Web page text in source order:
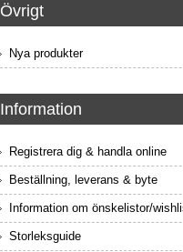
Övrigt
Nya produkter
Information
Registrera dig & handla online
Beställning, leverans & byte
Information om önskelistor/
Storleksguide